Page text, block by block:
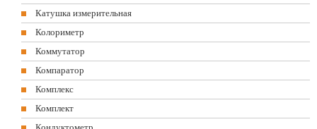
Катушка измерительная
Колориметр
Коммутатор
Компаратор
Комплекс
Комплект